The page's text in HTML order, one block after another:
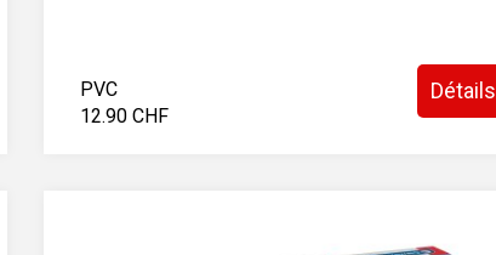
PVC
12.90 CHF
Détails